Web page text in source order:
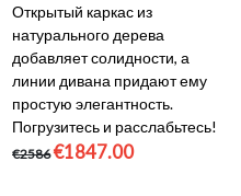
Открытый каркас из
натурального дерева
добавляет солидности, а
линии дивана придают ему
простую элегантность.
Погрузитесь и расслабьтесь!
€2586 €1847.00